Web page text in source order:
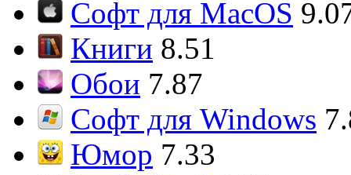
Софт для MacOS
Книги 8.51
Обои 7.87
Софт для Windows
Юмор 7.33